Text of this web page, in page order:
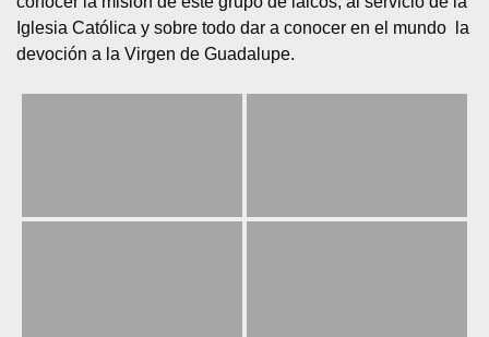
Iglesia Católica y sobre todo dar a conocer en el mundo la
devoción a la Virgen de Guadalupe.